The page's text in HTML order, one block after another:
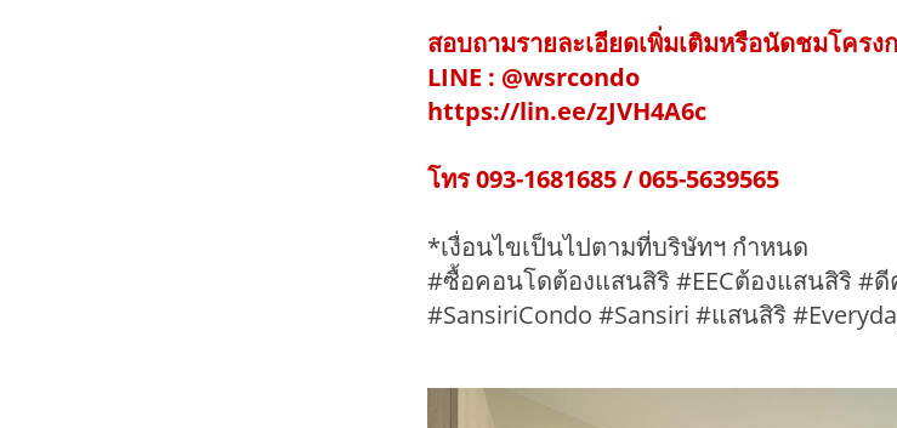
สอบถามรายละเอียดเพิ่มเติมหรือนัดชมโครง
LINE : @wsrcondo
https://lin.ee/zJVH4A6c
โทร 093-1681685 / 065-5639565
*เงื่อนไขเป็นไปตามที่บริษัทฯ กำหนด
#ซื้อคอนโดต้องแสนสิริ #EECต้องแสนสิริ #
#SansiriCondo #Sansiri #แสนสิริ